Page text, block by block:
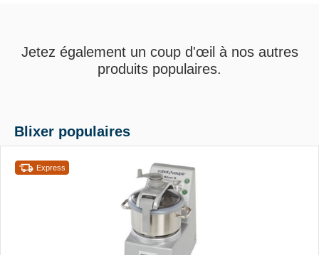
Jetez également un coup d'œil à nos autres
produits populaires.
Blixer populaires
Express